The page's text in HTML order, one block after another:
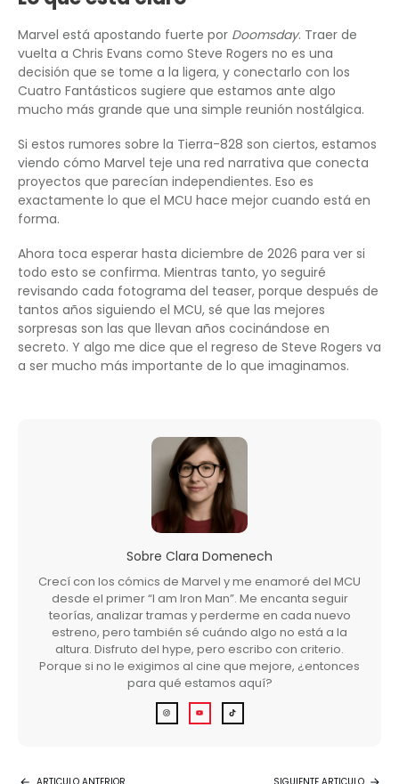
Marvel está apostando fuerte por Doomsday. Traer de
vuelta a Chris Evans como Steve Rogers no es una
decisión que se tome a la ligera, y conectarlo con los
Cuatro Fantásticos sugiere que estamos ante algo
mucho más grande que una simple reunión nostálgica.
Si estos rumores sobre la Tierra-828 son ciertos, estamos
viendo cómo Marvel teje una red narrativa que conecta
proyectos que parecían independientes. Eso es
exactamente lo que el MCU hace mejor cuando está en
forma.
Ahora toca esperar hasta diciembre de 2026 para ver si
todo esto se confirma. Mientras tanto, yo seguiré
revisando cada fotograma del teaser, porque después de
tantos años siguiendo el MCU, sé que las mejores
sorpresas son las que llevan años cocinándose en
secreto. Y algo me dice que el regreso de Steve Rogers va
a ser mucho más importante de lo que imaginamos.
Sobre Clara Domenech
Crecí con los cómics de Marvel y me enamoré del MCU
desde el primer “I am Iron Man”. Me encanta seguir
teorías, analizar tramas y perderme en cada nuevo
estreno, pero también sé cuándo algo no está a la
altura. Disfruto del hype, pero escribo con criterio.
Porque si no le exigimos al cine que mejore, ¿entonces
para qué estamos aquí?